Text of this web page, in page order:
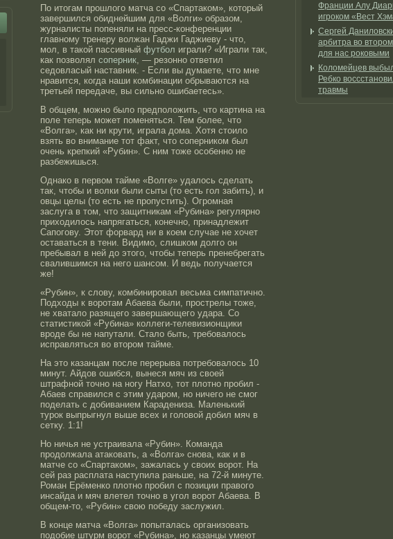
По итогам прошлого матча со «Спартаком», который
завершился обиднейшим для «Волги» образом,
журналисты попеняли на пресс-конференции
главному тренеру волжан Гаджи Гаджиеву - что,
мол, в такой пассивный футбол играли? «Играли так,
как позволял соперник, — резонно ответил
седовласый наставник. - Если вы думаете, что мне
нравится, когда наши комбинации обрываются на
третьей передаче, вы сильно ошибаетесь».
В общем, можно было предположить, что картина на
поле теперь может поменяться. Тем более, что
«Волга», как ни крути, играла дома. Хотя стоило
взять во внимание тот факт, что соперником был
очень крепкий «Рубин». С ним тоже особенно не
разбежишься.
Однако в первом тайме «Волге» удалось сделать
так, чтобы и волки были сыты (то есть гол забить), и
овцы целы (то есть не пропустить). Огромная
заслуга в том, что защитникам «Рубина» регулярно
приходилось напрягаться, конечно, принадлежит
Сапогову. Этот форвард ни в коем случае не хочет
оставаться в тени. Видимо, слишком долго он
пребывал в ней до этого, чтобы теперь пренебрегать
свалившимся на него шансом. И ведь получается
же!
«Рубин», к слову, комбинировал весьма симпатично.
Подходы к воротам Абаева были, прострелы тоже,
не хватало разящего завершающего удара. Со
статистикой «Рубина» коллеги-телевизионщики
вроде бы не напутали. Стало быть, требовалось
исправляться во втором тайме.
На это казанцам после перерыва потребовалось 10
минут. Айдов ошибся, вынеся мяч из своей
штрафной точно на ногу Натхо, тот плотно пробил -
Абаев справился с этим ударом, но ничего не смог
поделать с добиванием Карадениза. Маленький
турок выпрыгнул выше всех и головой добил мяч в
сетку. 1:1!
Но ничья не устраивала «Рубин». Команда
продолжала атаковать, а «Волга» снова, как и в
матче со «Спартаком», зажалась у своих ворот. На
сей раз расплата наступила раньше, на 72-й минуте.
Роман Ерёменко плотно пробил с позиции правого
инсайда и мяч влетел точно в угол ворот Абаева. В
общем-то, «Рубин» свою победу заслужил.
В конце матча «Волга» попыталась организовать
подобие штурм ворот «Рубина», но казанцы умеют
Франции Алу
игроком «Вест
Сергей
арбитра во
для нас роковыми
Коломейцев
Ребко
травмы